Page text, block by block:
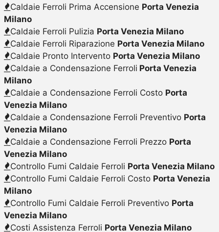
Caldaie Ferroli Prima Accensione Porta Venezia
Milano
Caldaie Ferroli Pulizia Porta Venezia Milano
Caldaie Ferroli Riparazione Porta Venezia Milano
Caldaie Pronto Intervento Porta Venezia Milano
Caldaie a Condensazione Ferroli Porta Venezia
Milano
Caldaie a Condensazione Ferroli Costo Porta
Venezia Milano
Caldaie a Condensazione Ferroli Preventivo Porta
Venezia Milano
Caldaie a Condensazione Ferroli Prezzo Porta
Venezia Milano
Controllo Fumi Caldaie Ferroli Porta Venezia Milano
Controllo Fumi Caldaie Ferroli Costo Porta Venezia
Milano
Controllo Fumi Caldaie Ferroli Preventivo Porta
Venezia Milano
Costi Assistenza Ferroli Porta Venezia Milano